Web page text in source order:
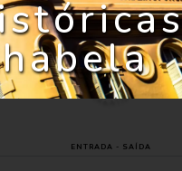
ENTRADA - SAÍDA